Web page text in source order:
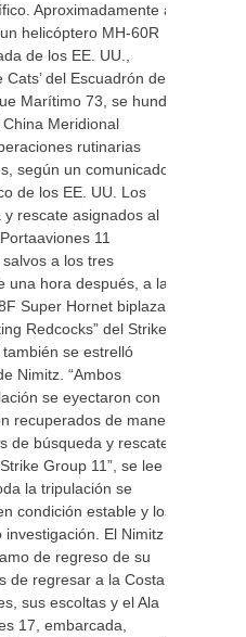
Aproximadamente a
helicóptero MH-60R
de los EE. UU.,
Cats’ del Escuadrón de
Marítimo 73, se hundió
Meridional
rutinarias
según un comunicado
de los EE. UU. Los
rescate asignados al
11
a los tres
hora después, a las
Super Hornet biplaza
Redcocks” del Strike
se estrelló
Nimitz. “Ambos
se eyectaron con
recuperados de manera
de búsqueda y rescate
Group 11”, se lee
la tripulación se
condición estable y los
investigación. El Nimitz
de regreso de su
de regresar a la Costa
sus escoltas y el Ala
17, embarcada,